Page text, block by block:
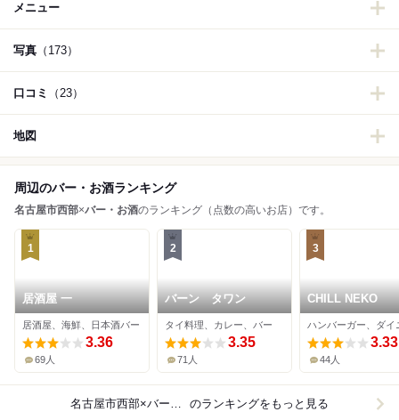
メニュー
写真 （173）
口コミ （23）
地図
周辺のバー・お酒ランキング
名古屋市西部×バー・お酒のランキング（点数の高いお店）です。
1
居酒屋 一
居酒屋、海鮮、日本酒バー
3.36
69人
2
バーン タワン
タイ料理、カレー、バー
3.35
71人
3
CHILL NEKO
3.33
44人
名古屋市西部×バー・お酒 のランキングをもっと見る